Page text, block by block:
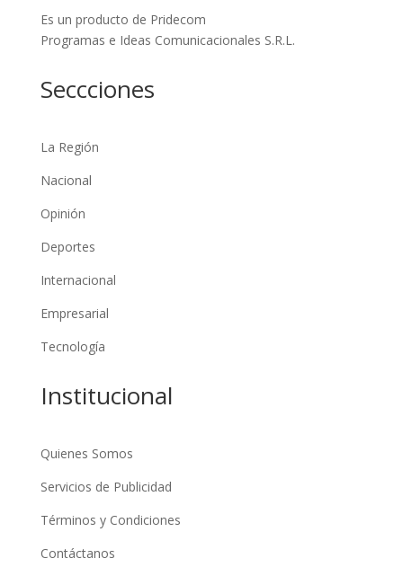
Es un producto de Pridecom
Programas e Ideas Comunicacionales S.R.L.
Seccciones
La Región
Nacional
Opinión
Deportes
Internacional
Empresarial
Tecnología
Institucional
Quienes Somos
Servicios de Publicidad
Términos y Condiciones
Contáctanos